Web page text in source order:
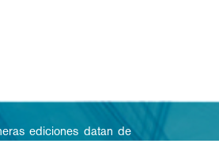
ediciones datan de